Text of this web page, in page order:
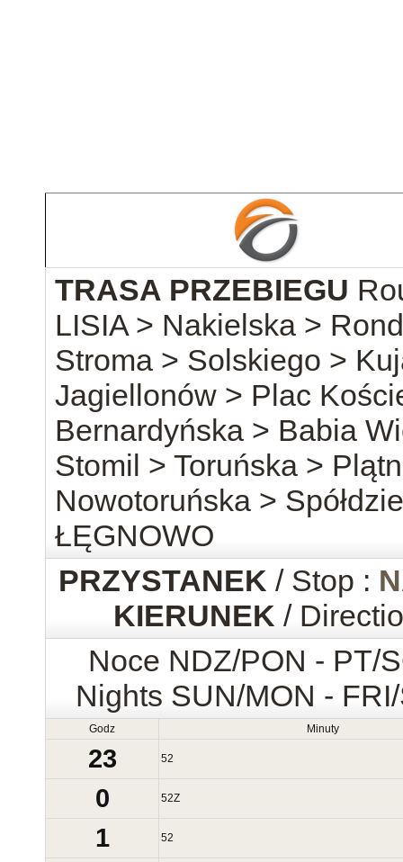
TRASA PRZEBIEGU
LISIA > Nakielska >
Stroma > Solskiego >
Jagiellonów > Plac
Bernardyńska > Babia
Stomil > Toruńska >
Nowotoruńska >
ŁĘGNOWO
PRZYSTANEK / Stop :
KIERUNEK /
Noce NDZ/PON - PT/
Nights SUN/MON -
Godz Minuty
23 52
0 52Z
1 52